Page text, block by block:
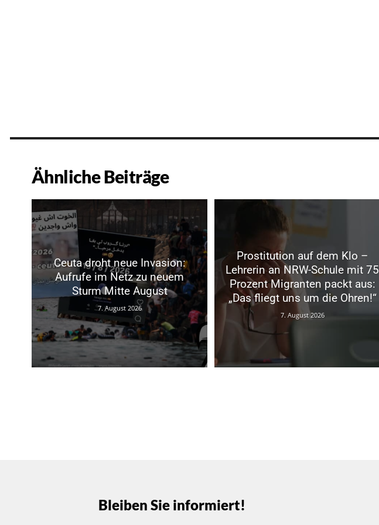
Ähnliche Beiträge
Ceuta droht neue Invasion:
Aufrufe im Netz zu neuem
Sturm Mitte August
7. August 2026
Prostitution auf dem Klo –
Lehrerin an NRW-Schule mit 75
Prozent Migranten packt aus:
„Das fliegt uns um die Ohren!“
7. August 2026
Bleiben Sie informiert!